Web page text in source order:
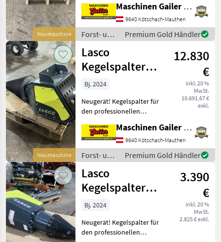
Neumaschine
hochfestem Feinkornstahl
zum Verheben von
einzelnen Baumstämmen
sowie Astmaterial. *
Ausführu
Maschinen Gailer GmbH
9640 Kötschach-Mauthen
Forst- und
Holztechnik
/ Lasco
Premium Gold Händler
Neumaschine
Lasco
Kegelspalter
LASplit D2 52.40
12.830
€
inkl. 20 %
MwSt.
10.691,67 €
exkl.
Bj. 2024
Neugerät! Kegelspalter für
den professionellen
robuster Kegelspalter *
Kegeldurchmesser 40cm *
Gewicht ca. 400kg *
Holzdurchmesser 110cm
Maschinen Gailer GmbH
9640 Kötschach-Mauthen
Forst- und
Holztechnik
/ Lasco
Premium Gold Händler
Lasco
Kegelspalter
LASplit D1 47.21
3.390
€
inkl. 20 %
MwSt.
2.825 € exkl.
Bj. 2024
Neugerät! Kegelspalter für
den professionellen